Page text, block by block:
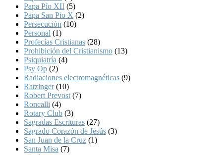
Papa Pío XII (5)
Papa San Pio X (2)
Persecución (10)
Personal (1)
Profecías Cristianas (28)
Prohibición del Cristianismo (13)
Psiquiatría (4)
Psy Op (2)
Radiaciones electromagnéticas (9)
Ratzinger(10)
Robert Prevost (7)
Roncalli (4)
Rotary Club (3)
Sagradas Escrituras (27)
Sagrado Corazón de Jesús (3)
San Juan de la Cruz (1)
Santa Misa (7)